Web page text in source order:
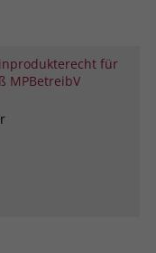
für
MPBetreibV